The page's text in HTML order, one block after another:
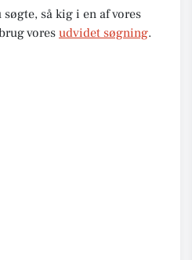
så kig i en af vores
vores udvidet søgning.